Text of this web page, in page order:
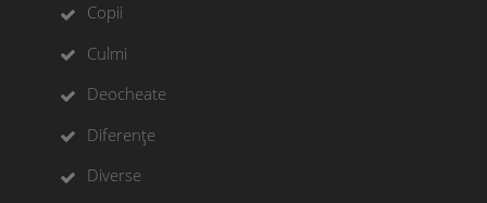
Copii
Culmi
Deocheate
Diferențe
Diverse